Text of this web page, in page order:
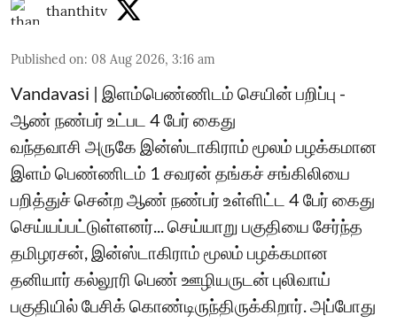
thanthitv
Published on: 08 Aug 2026, 3:16 am
Vandavasi | இளம்பெண்ணிடம் செயின் பறிப்பு -
ஆண் நண்பர் உட்பட 4 பேர் கைது
வந்தவாசி அருகே இன்ஸ்டாகிராம் மூலம் பழக்கமான
இளம் பெண்ணிடம் 1 சவரன் தங்கச் சங்கிலியை
பறித்துச் சென்ற ஆண் நண்பர் உள்ளிட்ட 4 பேர் கைது
செய்யப்பட்டுள்ளனர்... செய்யாறு பகுதியை சேர்ந்த
தமிழரசன், இன்ஸ்டாகிராம் மூலம் பழக்கமான
தனியார் கல்லூரி பெண் ஊழியருடன் புலிவாய்
பகுதியில் பேசிக் கொண்டிருந்திருக்கிறார். அப்போது